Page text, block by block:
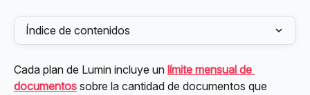
Índice de contenidos
Cada plan de Lumin incluye un límite mensual de
documentos sobre la cantidad de documentos que